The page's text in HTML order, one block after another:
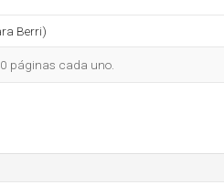
Berri)
páginas cada uno.